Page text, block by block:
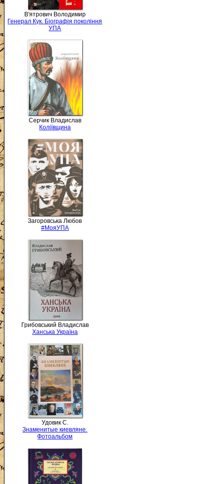
В'ятрович Володимир
Генерал Кук. Біографія покоління
УПА
Серчик Владислав
Коліївщина
Загоровська Любов
#МояУПА
Грибовський Владислав
Ханська Україна
Удовик С.
Знаменитые киевляне.
Фотоальбом